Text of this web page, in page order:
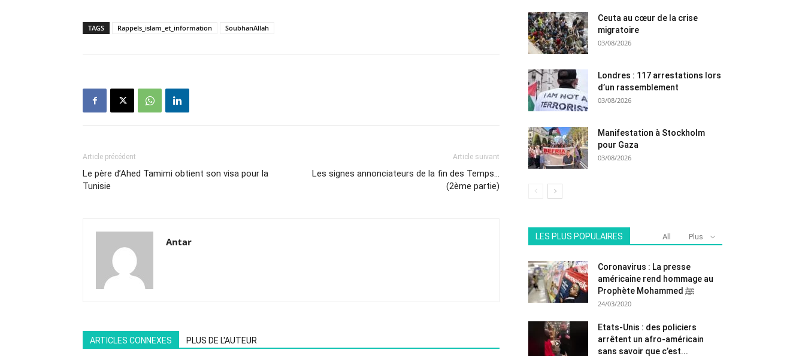
TAGS Rappels_islam_et_information SoubhanAllah
Article précédent
Le père d’Ahed Tamimi obtient son visa pour la
Tunisie
Article suivant
Les signes annonciateurs de la fin des Temps…
(2ème partie)
Antar
ARTICLES CONNEXES PLUS DE L'AUTEUR
Ceuta au cœur de la crise
migratoire
03/08/2026
Londres : 117 arrestations lors
d’un rassemblement
03/08/2026
Manifestation à Stockholm
pour Gaza
03/08/2026
LES PLUS POPULAIRES All Plus
Coronavirus : La presse
américaine rend hommage au
Prophète Mohammed ﷺ
24/03/2020
Etats-Unis : des policiers
arrêtent un afro-américain
sans savoir que c’est...